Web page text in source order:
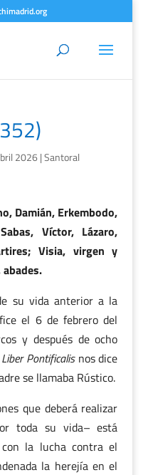
2026|Santoral
Damián, Erkembodo,
Víctor, Lázaro,
Visia, virgen y
su vida anterior a la
el 6 de febrero del
y después de ocho
Liber Pontificalisnos dice
se llamaba Rústico.
que deberá realizar
toda su vida– está
con la lucha contra el
la herejía en el